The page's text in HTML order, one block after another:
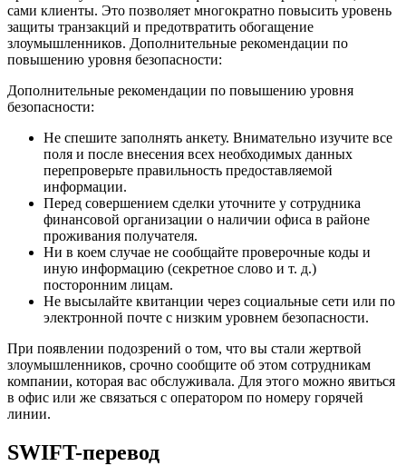
сами клиенты. Это позволяет многократно повысить уровень
защиты транзакций и предотвратить обогащение
злоумышленников. Дополнительные рекомендации по
повышению уровня безопасности:
Дополнительные рекомендации по повышению уровня
безопасности:
Не спешите заполнять анкету. Внимательно изучите все
поля и после внесения всех необходимых данных
перепроверьте правильность предоставляемой
информации.
Перед совершением сделки уточните у сотрудника
финансовой организации о наличии офиса в районе
проживания получателя.
Ни в коем случае не сообщайте проверочные коды и
иную информацию (секретное слово и т. д.)
посторонним лицам.
Не высылайте квитанции через социальные сети или по
электронной почте с низким уровнем безопасности.
При появлении подозрений о том, что вы стали жертвой
злоумышленников, срочно сообщите об этом сотрудникам
компании, которая вас обслуживала. Для этого можно явиться
в офис или же связаться с оператором по номеру горячей
линии.
SWIFT-перевод